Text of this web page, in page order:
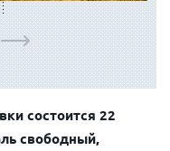
состоится 22
свободный,